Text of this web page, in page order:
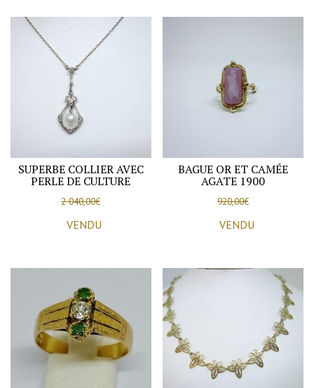
SUPERBE COLLIER AVEC
PERLE DE CULTURE
2 040,00€
VENDU
BAGUE OR ET CAMÉE
AGATE 1900
920,00€
VENDU